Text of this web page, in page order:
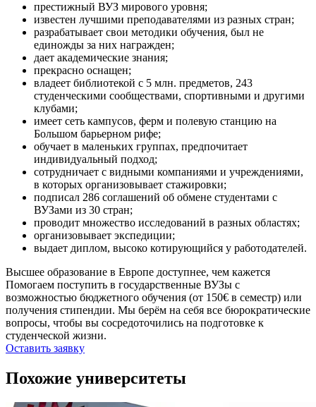
престижный ВУЗ мирового уровня;
известен лучшими преподавателями из разных стран;
разрабатывает свои методики обучения, был не
единожды за них награжден;
дает академические знания;
прекрасно оснащен;
владеет библиотекой с 5 млн. предметов, 243
студенческими сообществами, спортивными и другими
клубами;
имеет сеть кампусов, ферм и полевую станцию на
Большом барьерном рифе;
обучает в маленьких группах, предпочитает
индивидуальный подход;
сотрудничает с видными компаниями и учреждениями,
в которых организовывает стажировки;
подписал 286 соглашений об обмене студентами с
ВУЗами из 30 стран;
проводит множество исследований в разных областях;
организовывает экспедиции;
выдает диплом, высоко котирующийся у работодателей.
Высшее образование в Европе доступнее, чем кажется
Помогаем поступить в государственные ВУЗы с
возможностью бюджетного обучения (от 150€ в семестр) или
получения стипендии. Мы берём на себя все бюрократические
вопросы, чтобы вы сосредоточились на подготовке к
студенческой жизни.
Оставить заявку
Похожие университеты